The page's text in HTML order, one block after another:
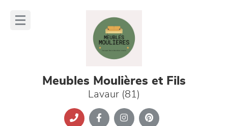
Meubles Moulières et Fils
Lavaur (81)